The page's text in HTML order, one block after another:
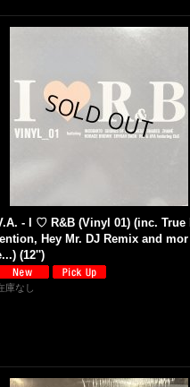
- I ♡ R&B (Vinyl 01) (inc. True
Hey Mr. DJ Remix and mor
(12'')
庫なし